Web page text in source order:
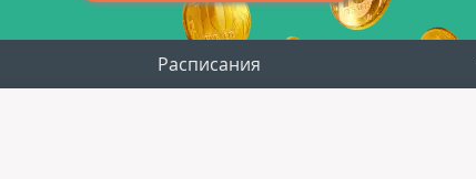
Расписания